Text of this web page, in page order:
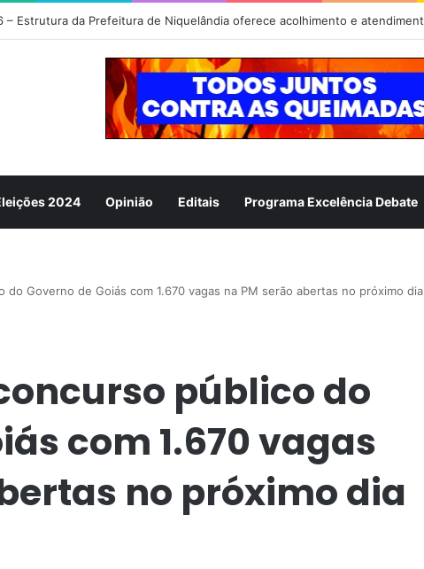
2024 Opinião Editais Programa Excelência Debate
do Governo de Goiás com 1.670 vagas na PM serão abertas no próximo dia
público do
com 1.670 vagas
no próximo dia